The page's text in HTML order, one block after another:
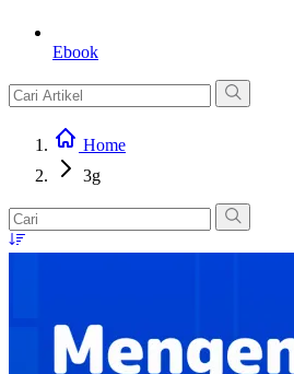
Ebook
Home
3g